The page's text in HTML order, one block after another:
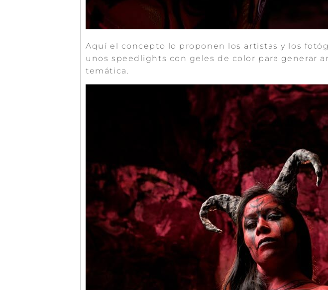
Aquí el concepto lo proponen los artistas y los
unos speedlights con geles de color para generar
temática.